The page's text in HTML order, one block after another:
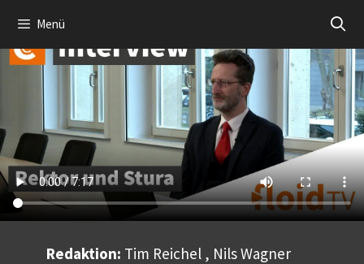
Inhalt
springen
Menü
Redaktion: Tim Reichel , Nils Wagner